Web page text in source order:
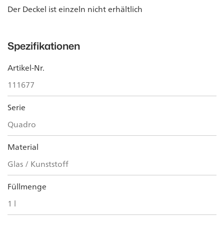
Der Deckel ist einzeln nicht erhältlich
Spezifikationen
Artikel-Nr.
111677
Serie
Quadro
Material
Glas / Kunststoff
Füllmenge
1 l